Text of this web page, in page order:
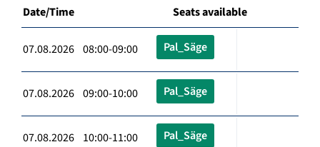
Date/Time Seats available
07.08.2026 08:00-09:00 Pal_Säge
07.08.2026 09:00-10:00 Pal_Säge
07.08.2026 10:00-11:00 Pal_Säge